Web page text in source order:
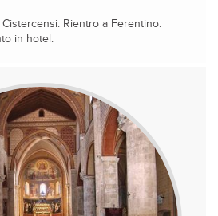
Rientro a Ferentino.
in hotel.